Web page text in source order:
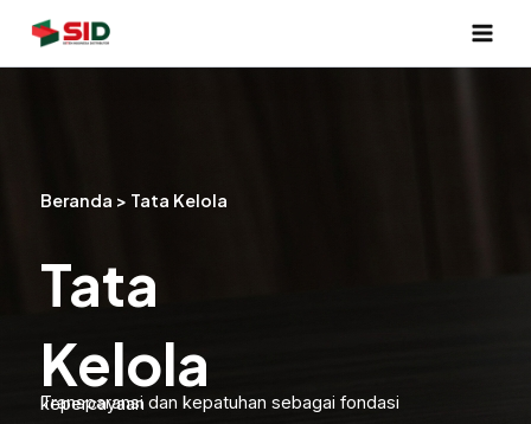
content
Beranda > Tata Kelola
Tata
Kelola
Transparansi dan kepatuhan sebagai fondasi kepercayaan